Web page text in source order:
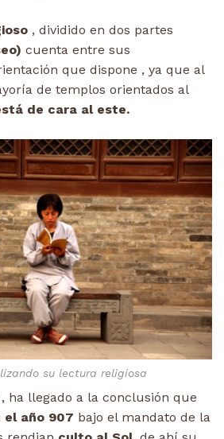
, dividido en dos partes
cuenta entre sus
que dispone , ya que al
de templos orientados al
de cara al este.
su lectura religiosa
ha llegado a la conclusión que
el año 907 bajo el mandato de la